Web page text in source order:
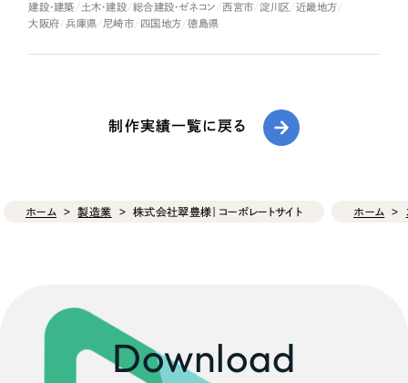
建設・建築 土木・建設 総合建設・ゼネコン 西宮市 淀川区
近畿地方
大阪府
兵庫県 尼崎市 四国地方 徳島県
制作実績一覧に戻る
ホーム 製造業 株式会社翠豊様｜コーポレートサイト ホーム
Download